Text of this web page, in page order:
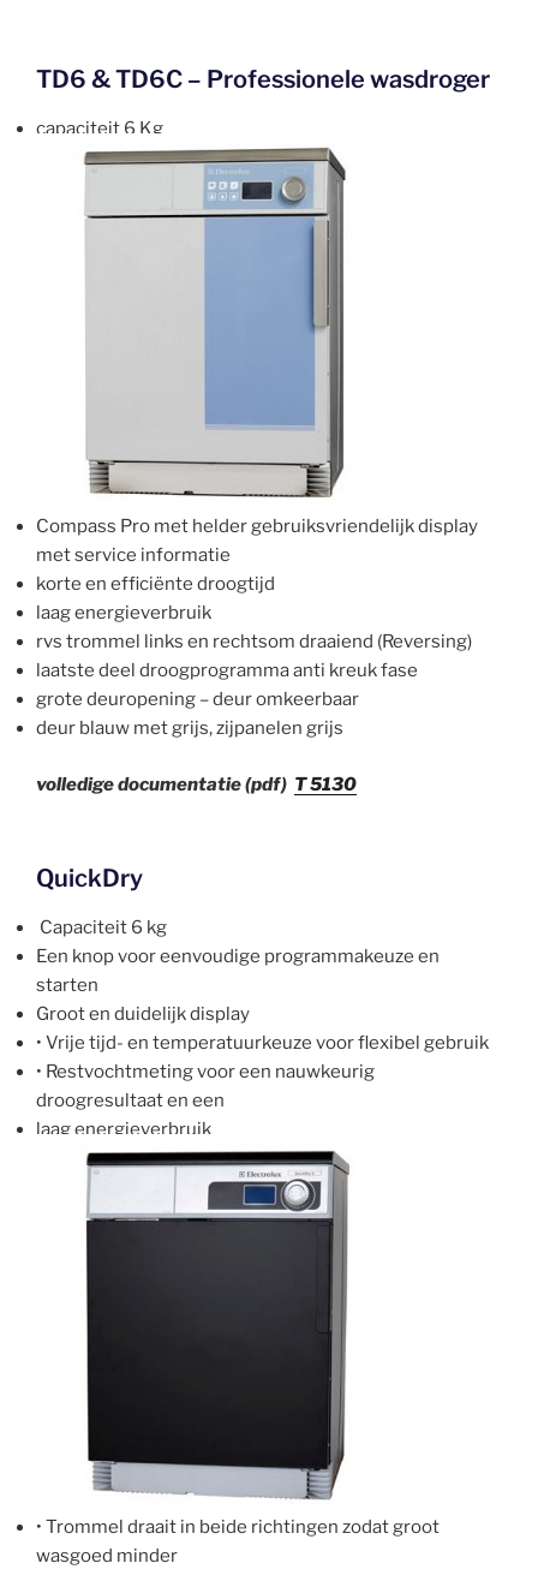
TD6 & TD6C – Professionele wasdroger
capaciteit 6 Kg
Compass Pro met helder gebruiksvriendelijk display
met service informatie
korte en efficiënte droogtijd
laag energieverbruik
rvs trommel links en rechtsom draaiend (Reversing)
laatste deel droogprogramma anti kreuk fase
grote deuropening – deur omkeerbaar
deur blauw met grijs, zijpanelen grijs
volledige documentatie (pdf) T 5130
QuickDry
Capaciteit 6 kg
Een knop voor eenvoudige programmakeuze en
starten
Groot en duidelijk display
• Vrije tijd- en temperatuurkeuze voor flexibel gebruik
• Restvochtmeting voor een nauwkeurig
droogresultaat en een
laag energieverbruik
• Trommel draait in beide richtingen zodat groot
wasgoed minder